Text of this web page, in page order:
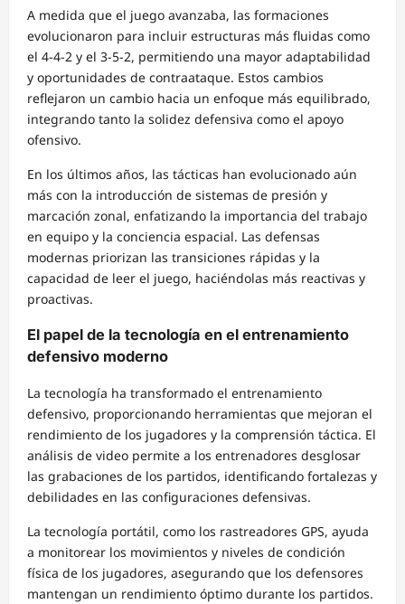
A medida que el juego avanzaba, las formaciones
evolucionaron para incluir estructuras más fluidas como
el 4-4-2 y el 3-5-2, permitiendo una mayor adaptabilidad
y oportunidades de contraataque. Estos cambios
reflejaron un cambio hacia un enfoque más equilibrado,
integrando tanto la solidez defensiva como el apoyo
ofensivo.
En los últimos años, las tácticas han evolucionado aún
más con la introducción de sistemas de presión y
marcación zonal, enfatizando la importancia del trabajo
en equipo y la conciencia espacial. Las defensas
modernas priorizan las transiciones rápidas y la
capacidad de leer el juego, haciéndolas más reactivas y
proactivas.
El papel de la tecnología en el entrenamiento
defensivo moderno
La tecnología ha transformado el entrenamiento
defensivo, proporcionando herramientas que mejoran el
rendimiento de los jugadores y la comprensión táctica. El
análisis de video permite a los entrenadores desglosar
las grabaciones de los partidos, identificando fortalezas y
debilidades en las configuraciones defensivas.
La tecnología portátil, como los rastreadores GPS, ayuda
a monitorear los movimientos y niveles de condición
física de los jugadores, asegurando que los defensores
mantengan un rendimiento óptimo durante los partidos.